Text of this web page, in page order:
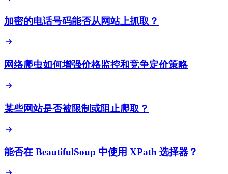
加密的电话号码能否从网站上抓取？
网络爬虫如何增强价格监控和竞争定价策略
某些网站是否被限制或阻止爬取？
能否在 BeautifulSoup 中使用 XPath 选择器？